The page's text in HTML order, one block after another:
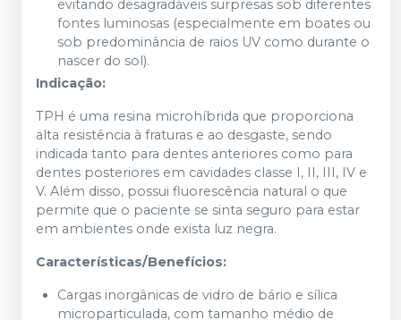
evitando desagradáveis surpresas sob diferentes
fontes luminosas (especialmente em boates ou
sob predominância de raios UV como durante o
nascer do sol).
Indicação:
TPH é uma resina microhíbrida que proporciona
alta resistência à fraturas e ao desgaste, sendo
indicada tanto para dentes anteriores como para
dentes posteriores em cavidades classe I, II, III, IV e
V. Além disso, possui fluorescência natural o que
permite que o paciente se sinta seguro para estar
em ambientes onde exista luz negra.
Características/Benefícios:
Cargas inorgânicas de vidro de bário e sílica
microparticulada, com tamanho médio de